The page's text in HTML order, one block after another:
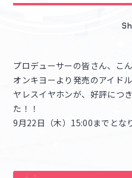
マイスケジュール
プロデューサーの皆さん、こ
オンキヨーより発売のアイド
ヤレスイヤホンが、好評につ
た！！
9月22日（木）15:00までとな